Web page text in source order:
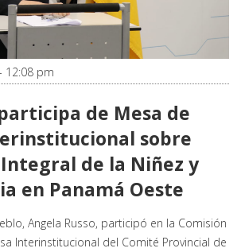
12:08 pm
de Mesa de
sobre
de la Niñez y
en Panamá Oeste
Angela Russo, participó en la Comisión
Interinstitucional del Comité Provincial de